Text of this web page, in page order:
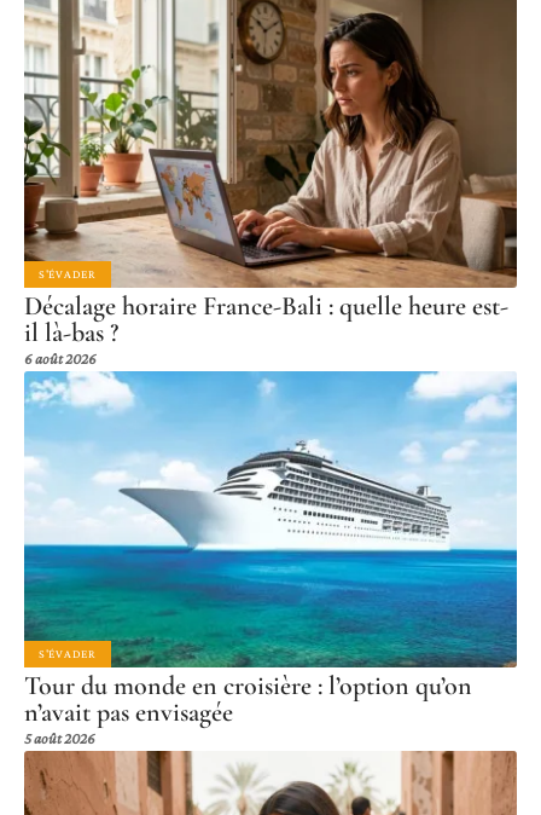
S'ÉVADER
Décalage horaire France-Bali : quelle heure est-
il là-bas ?
6 août 2026
S'ÉVADER
Tour du monde en croisière : l’option qu’on
n’avait pas envisagée
5 août 2026